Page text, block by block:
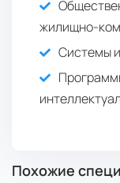
жилищно-
Системы
Похожие